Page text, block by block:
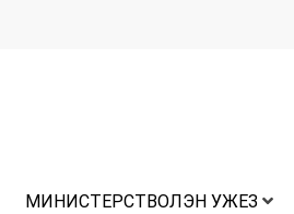
МИНИСТЕРСТВОЛЭН УЖЕЗ